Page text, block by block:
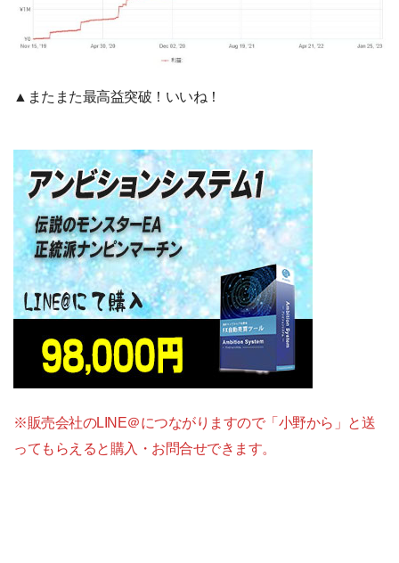
▲またまた最高益突破！いいね！
※販売会社のLINE＠につながりますので「小野から」と送
ってもらえると購入・お問合せできます。